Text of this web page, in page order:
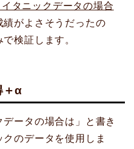
イタニックデータの場合
績がよさそうだったの
検証します。
＋α
ータの場合は」と書き
のデータを使用しま